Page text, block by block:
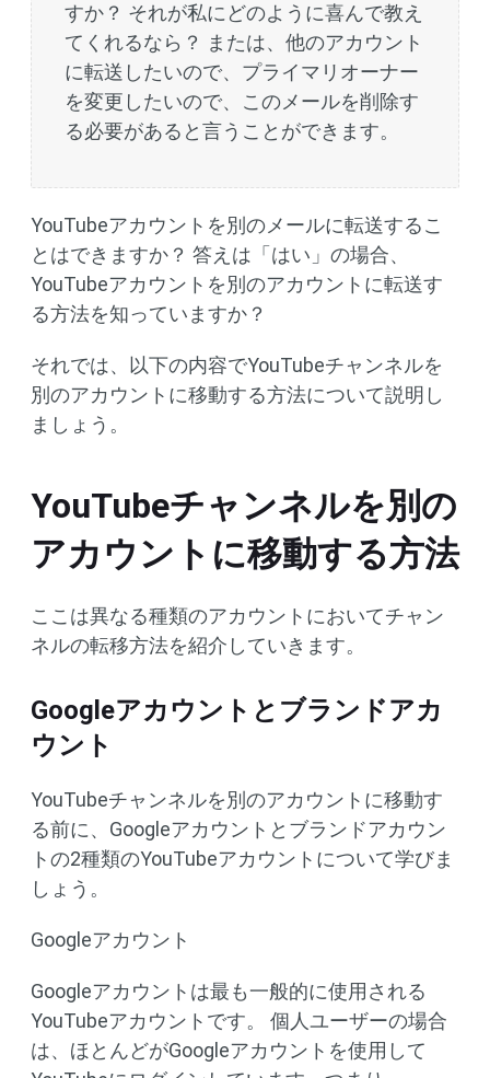
すか？ それが私にどのように喜んで教え
てくれるなら？ または、他のアカウント
に転送したいので、プライマリオーナー
を変更したいので、このメールを削除す
る必要があると言うことができます。
YouTubeアカウントを別のメールに転送するこ
とはできますか？ 答えは「はい」の場合、
YouTubeアカウントを別のアカウントに転送す
る方法を知っていますか？
それでは、以下の内容でYouTubeチャンネルを
別のアカウントに移動する方法について説明し
ましょう。
YouTubeチャンネルを別の
アカウントに移動する方法
ここは異なる種類のアカウントにおいてチャン
ネルの転移方法を紹介していきます。
Googleアカウントとブランドアカ
ウント
YouTubeチャンネルを別のアカウントに移動す
る前に、Googleアカウントとブランドアカウン
トの2種類のYouTubeアカウントについて学びま
しょう。
Googleアカウント
Googleアカウントは最も一般的に使用される
YouTubeアカウントです。 個人ユーザーの場合
は、ほとんどがGoogleアカウントを使用して